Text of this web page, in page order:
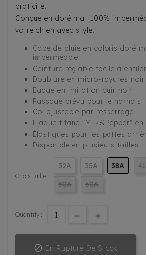
praticité.
Conçue en doré mat 100%
votre chien avec style.
Cape de pluie en coloris doré
imperméable
Ceinture réglable facile à enfiler
Doublure en micro-rayures
Badge en imitation cuir noir
Passage prévu pour le harnais
Col ajustable par resserrage
Plaque titane "Milk&Pepper"
Élastiques pour les pattes
Disponible en plusieurs tailles
Choix Taille :
32A 35A 38A
50A 60A
Quantity :
 En Rupture De Stock